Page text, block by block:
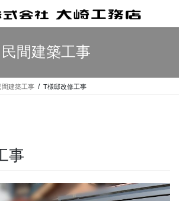
民間建築工事
間建築工事 T様邸改修工事
事